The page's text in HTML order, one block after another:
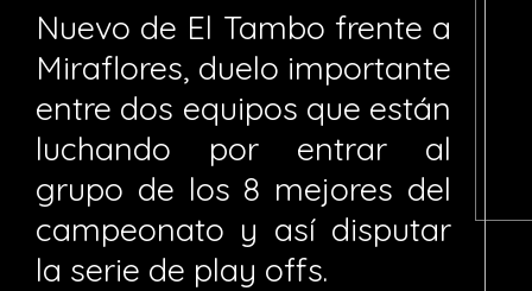
Nuevo de El Tambo frente a
Miraflores, duelo importante
entre dos equipos que están
luchando por entrar al
grupo de los 8 mejores del
campeonato y así disputar
la serie de play offs.